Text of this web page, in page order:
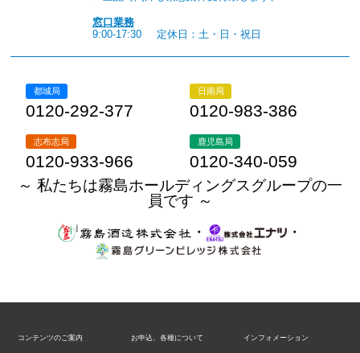
窓口業務
9:00-17:30
定休日：土・日・祝日
都城局
0120-292-377
日南局
0120-983-386
志布志局
0120-933-966
鹿児島局
0120-340-059
～ 私たちは霧島ホールディングスグループの一
員です ～
・
・
コンテンツのご案内 お申込、各種について インフォメーション